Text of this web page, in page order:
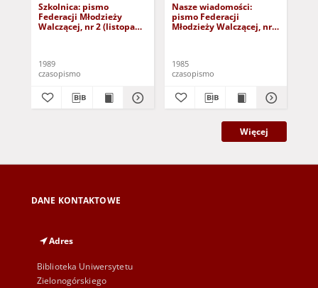
Szkolnica: pismo
Federacji Młodzieży
Walczącej, nr 2 (listopad
1989
czasopismo
Nasze wiadomości:
pismo Federacji
Młodzieży Walczącej, nr 1
1985
czasopismo
Więcej
DANE KONTAKTOWE
Adres
Biblioteka Uniwersytetu
Zielonogórskiego